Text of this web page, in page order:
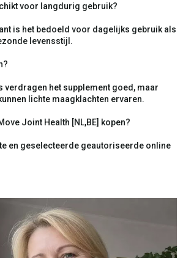
voor langdurig gebruik?
is het bedoeld voor dagelijks gebruik als
levensstijl.
verdragen het supplement goed, maar
lichte maagklachten ervaren.
Joint Health [NL,BE] kopen?
en geselecteerde geautoriseerde online